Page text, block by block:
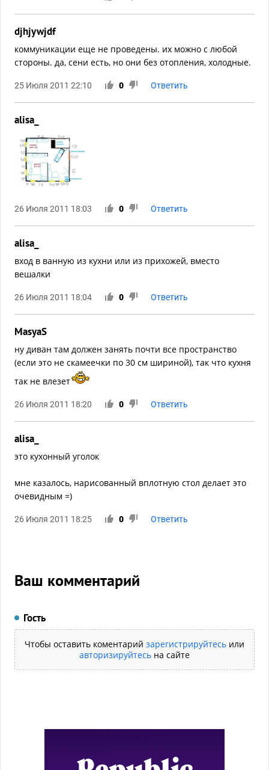
djhjywjdf
коммуникации еще не проведены. их можно с любой
стороны. да, сени есть, но они без отопления, холодные.
25 Июля 2011 22:10 0 Ответить
alisa_
26 Июля 2011 18:03 0 Ответить
alisa_
вход в ванную из кухни или из прихожей, вместо
вешалки
26 Июля 2011 18:04 0 Ответить
MasyaS
ну диван там должен занять почти все пространство
(если это не скамеечки по 30 см шириной), так что кухня
так не влезет
26 Июля 2011 18:20 0 Ответить
alisa_
это кухонный уголок
мне казалось, нарисованный вплотную стол делает это
очевидным =)
26 Июля 2011 18:25 0 Ответить
Ваш комментарий
Гость
Чтобы оставить коментарий зарегистрируйтесь или
авторизируйтесь на сайте